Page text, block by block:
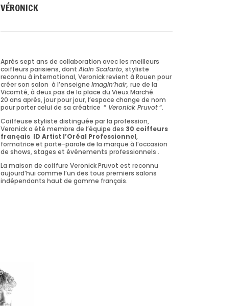
VÉRONICK
Après sept ans de collaboration avec les meilleurs
coiffeurs parisiens, dont Alain Scafarto, styliste
reconnu à international, Veronick revient à Rouen pour
créer son salon à l’enseigne Imagin’hair, rue de la
Vicomté, à deux pas de la place du Vieux Marché.
20 ans après, jour pour jour, l’espace change de nom
pour porter celui de sa créatrice “Veronick Pruvot“.
Coiffeuse styliste distinguée par la profession,
Veronick a été membre de l’équipe des 30 coiffeurs
français ID Artist l’Oréal Professionnel,
formatrice et porte-parole de la marque à l’occasion
de shows, stages et événements professionnels .
La maison de coiffure Veronick Pruvot est reconnu
aujourd’hui comme l’un des tous premiers salons
indépendants haut de gamme français.